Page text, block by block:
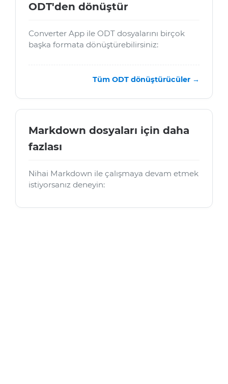
ODT'den dönüştür
Converter App ile ODT dosyalarını birçok
başka formata dönüştürebilirsiniz:
Tüm ODT dönüştürücüler →
Markdown dosyaları için daha
fazlası
Nihai Markdown ile çalışmaya devam etmek
istiyorsanız deneyin: